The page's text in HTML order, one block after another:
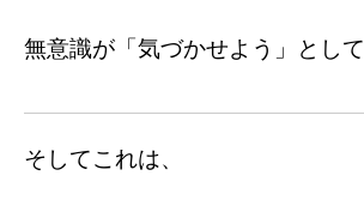
無意識が「気づかせよう」として
そしてこれは、